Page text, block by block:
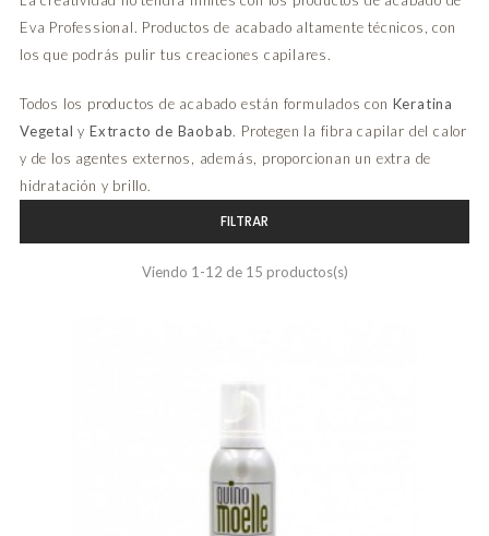
Eva Professional. Productos de acabado altamente técnicos, con
los que podrás pulir tus creaciones capilares.
Todos los productos de acabado están formulados con Keratina
Vegetal yExtracto de Baobab. Protegen la fibra capilar del calor
y de los agentes externos, además, proporcionan un extra de
hidratación y brillo.
FILTRAR
Viendo 1-12 de 15 productos(s)